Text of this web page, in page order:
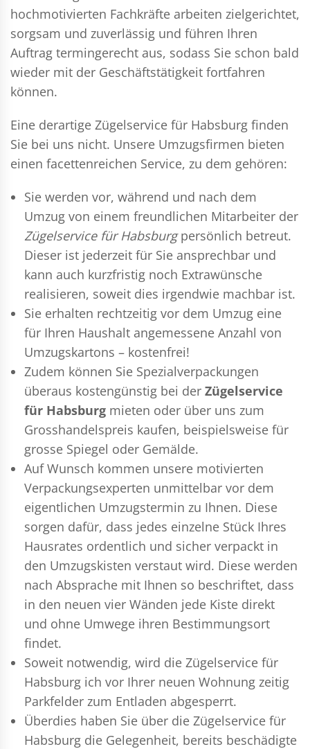
hochmotivierten Fachkräfte arbeiten zielgerichtet,
sorgsam und zuverlässig und führen Ihren
Auftrag termingerecht aus, sodass Sie schon bald
wieder mit der Geschäftstätigkeit fortfahren
können.
Eine derartige Zügelservice für Habsburg finden
Sie bei uns nicht. Unsere Umzugsfirmen bieten
einen facettenreichen Service, zu dem gehören:
Sie werden vor, während und nach dem
Umzug von einem freundlichen Mitarbeiter der
Zügelservice für Habsburgpersönlich betreut.
Dieser ist jederzeit für Sie ansprechbar und
kann auch kurzfristig noch Extrawünsche
realisieren, soweit dies irgendwie machbar ist.
Sie erhalten rechtzeitig vor dem Umzug eine
für Ihren Haushalt angemessene Anzahl von
Umzugskartons – kostenfrei!
Zudem können Sie Spezialverpackungen
überaus kostengünstig bei der Zügelservice
für Habsburg mieten oder über uns zum
Grosshandelspreis kaufen, beispielsweise für
grosse Spiegel oder Gemälde.
Auf Wunsch kommen unsere motivierten
Verpackungsexperten unmittelbar vor dem
eigentlichen Umzugstermin zu Ihnen. Diese
sorgen dafür, dass jedes einzelne Stück Ihres
Hausrates ordentlich und sicher verpackt in
den Umzugskisten verstaut wird. Diese werden
nach Absprache mit Ihnen so beschriftet, dass
in den neuen vier Wänden jede Kiste direkt
und ohne Umwege ihren Bestimmungsort
findet.
Soweit notwendig, wird die Zügelservice für
Habsburg ich vor Ihrer neuen Wohnung zeitig
Parkfelder zum Entladen abgesperrt.
Überdies haben Sie über die Zügelservice für
Habsburg die Gelegenheit, bereits beschädigte